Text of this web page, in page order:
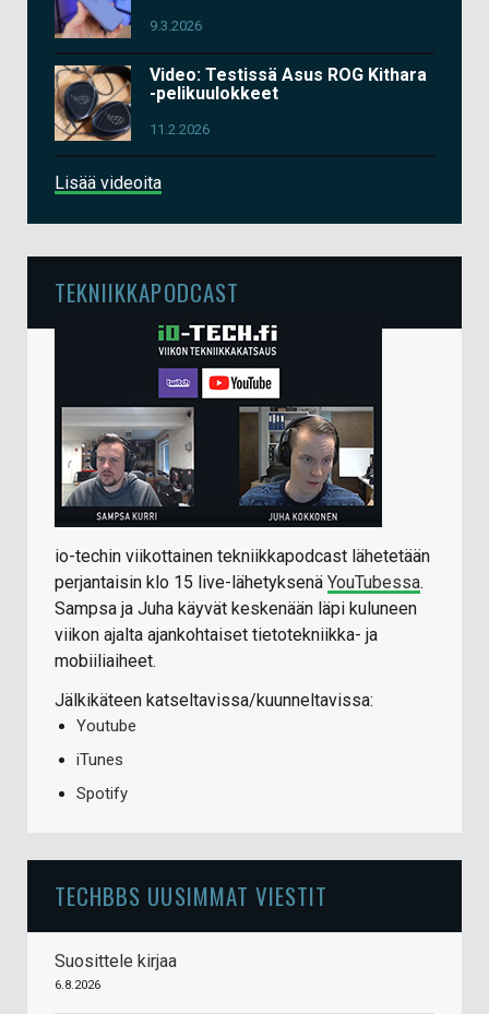
9.3.2026
Video: Testissä Asus ROG Kithara
-pelikuulokkeet
11.2.2026
Lisää videoita
TEKNIIKKAPODCAST
io-techin viikottainen tekniikkapodcast lähetetään
perjantaisin klo 15 live-lähetyksenä YouTubessa.
Sampsa ja Juha käyvät keskenään läpi kuluneen
viikon ajalta ajankohtaiset tietotekniikka- ja
mobiiliaiheet.
Jälkikäteen katseltavissa/kuunneltavissa:
Youtube
iTunes
Spotify
TECHBBS UUSIMMAT VIESTIT
Suosittele kirjaa
6.8.2026